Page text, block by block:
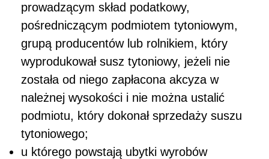
prowadzącym skład podatkowy,
pośredniczącym podmiotem tytoniowym,
grupą producentów lub rolnikiem, który
wyprodukował susz tytoniowy, jeżeli nie
została od niego zapłacona akcyza w
należnej wysokości i nie można ustalić
podmiotu, który dokonał sprzedaży suszu
tytoniowego;
u którego powstają ubytki wyrobów